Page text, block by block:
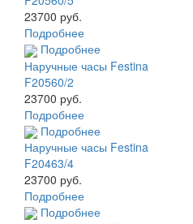
23700 руб.
Подробнее
Подробнее
Наручные часы Festina
F20560/2
23700 руб.
Подробнее
Подробнее
Наручные часы Festina
F20463/4
23700 руб.
Подробнее
Подробнее